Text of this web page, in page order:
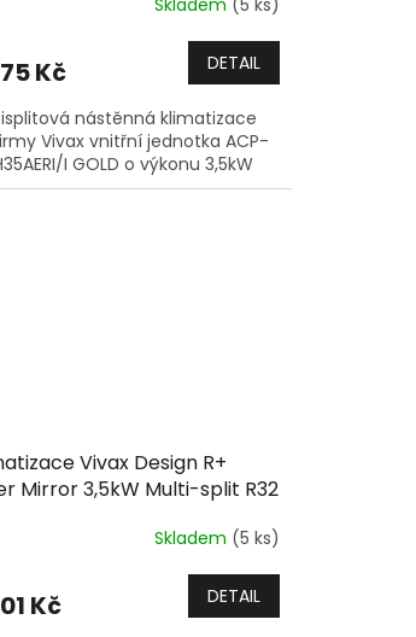
Skladem (5 ks)
Kč DETAIL
nástěnná klimatizace
Vivax vnitřní jednotka ACP-
I GOLD o výkonu 3,5kW
Vivax Design R+
Mirror 3,5kW Multi-split R32
Skladem (5 ks)
Kč DETAIL